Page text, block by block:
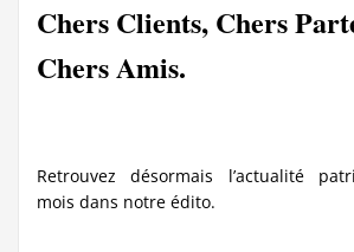
Chers Clients, Chers
Chers Amis.
Retrouvez désormais l’actualité
mois dans notre édito.